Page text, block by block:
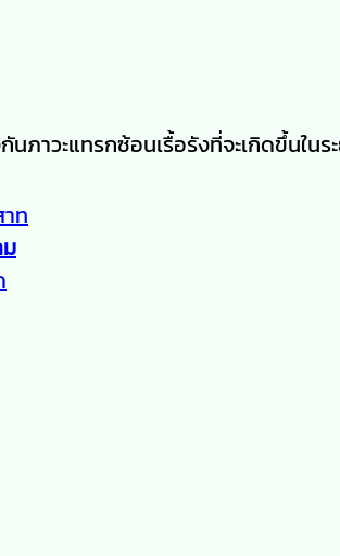
าวะแทรกซ้อนเรื้อรังที่จะเกิดขึ้นในร
ท